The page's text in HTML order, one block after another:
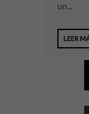
un...
LEER